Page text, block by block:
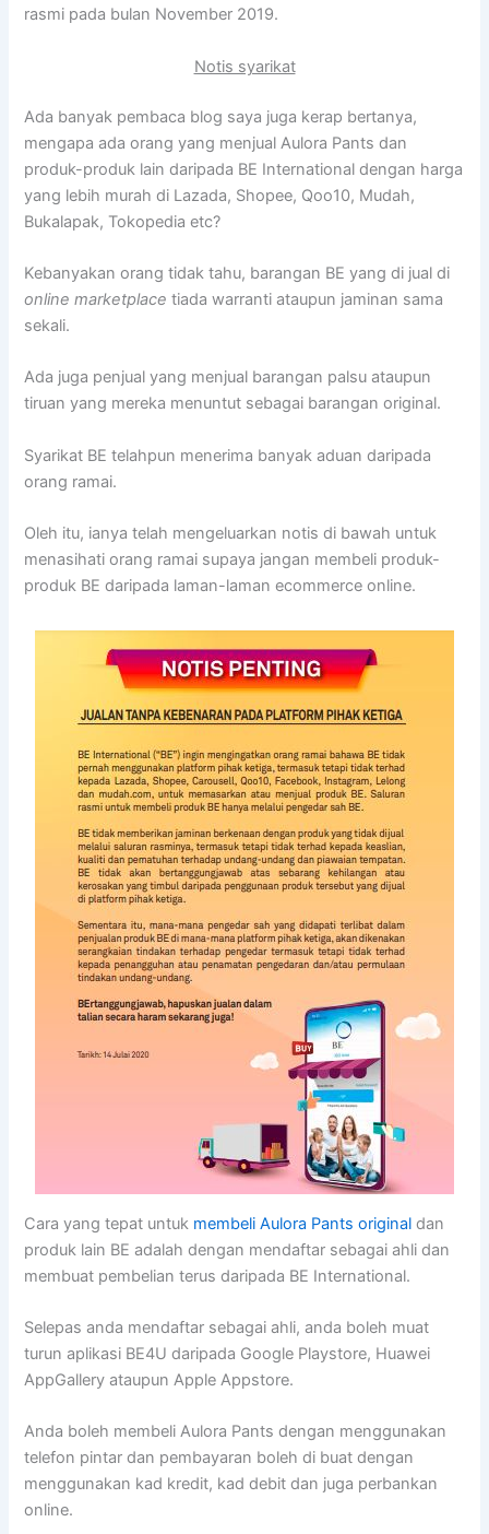
rasmi pada bulan November 2019.
Notis syarikat
Ada banyak pembaca blog saya juga kerap bertanya,
mengapa ada orang yang menjual Aulora Pants dan
produk-produk lain daripada BE International dengan harga
yang lebih murah di Lazada, Shopee, Qoo10, Mudah,
Bukalapak, Tokopedia etc?
Kebanyakan orang tidak tahu, barangan BE yang di jual di
online marketplace tiada warranti ataupun jaminan sama
sekali.
Ada juga penjual yang menjual barangan palsu ataupun
tiruan yang mereka menuntut sebagai barangan original.
Syarikat BE telahpun menerima banyak aduan daripada
orang ramai.
Oleh itu, ianya telah mengeluarkan notis di bawah untuk
menasihati orang ramai supaya jangan membeli produk-
produk BE daripada laman-laman ecommerce online.
Cara yang tepat untuk membeli Aulora Pants original dan
produk lain BE adalah dengan mendaftar sebagai ahli dan
membuat pembelian terus daripada BE International.
Selepas anda mendaftar sebagai ahli, anda boleh muat
turun aplikasi BE4U daripada Google Playstore, Huawei
AppGallery ataupun Apple Appstore.
Anda boleh membeli Aulora Pants dengan menggunakan
telefon pintar dan pembayaran boleh di buat dengan
menggunakan kad kredit, kad debit dan juga perbankan
online.